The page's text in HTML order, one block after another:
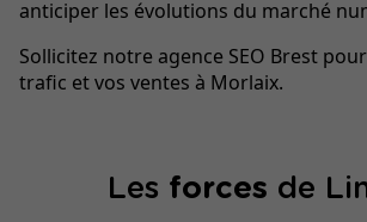
anticiper les évolutions du marché
Sollicitez notre agence SEO Brest
trafic et vos ventes à Morlaix.
Les forces de